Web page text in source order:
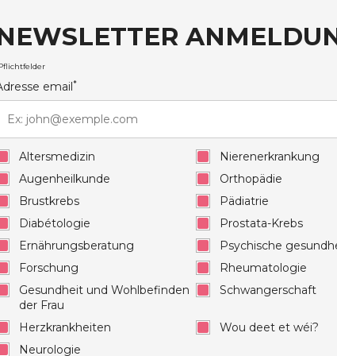
Schuman
email *
Altersmedizin
Augenheilkunde
Brustkrebs
Diabétologie
Ernährungsberatung
Forschung
Gesundheit und Wohlbefinden
der Frau
Herzkrankheiten
Neurologie
Nierenerkrankung
Orthopädie
Pädiatrie
Prostata-Krebs
Psychische
Rheumatologie
Schwangerschaft
Wou deet et wéi?